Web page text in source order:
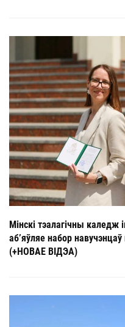
Мінскі тэалагічны каледж
аб’яўляе набор
(+НОВАЕ ВІДЭА)